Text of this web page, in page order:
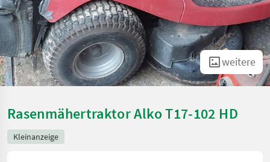
weitere
Rasenmähertraktor Alko T17-102 HD
Kleinanzeige